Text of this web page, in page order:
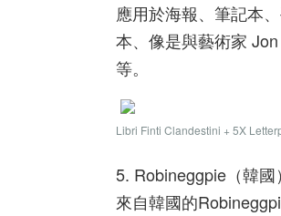
應用於海報、筆記本
本、像是與藝術家
等。
Libri Finti Clandestini + 5X
5. Robineggpie（韓國）
來自韓國的